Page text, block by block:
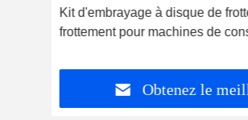
Kit d'embrayage à disque de
frottement pour machines de
Obtenez le